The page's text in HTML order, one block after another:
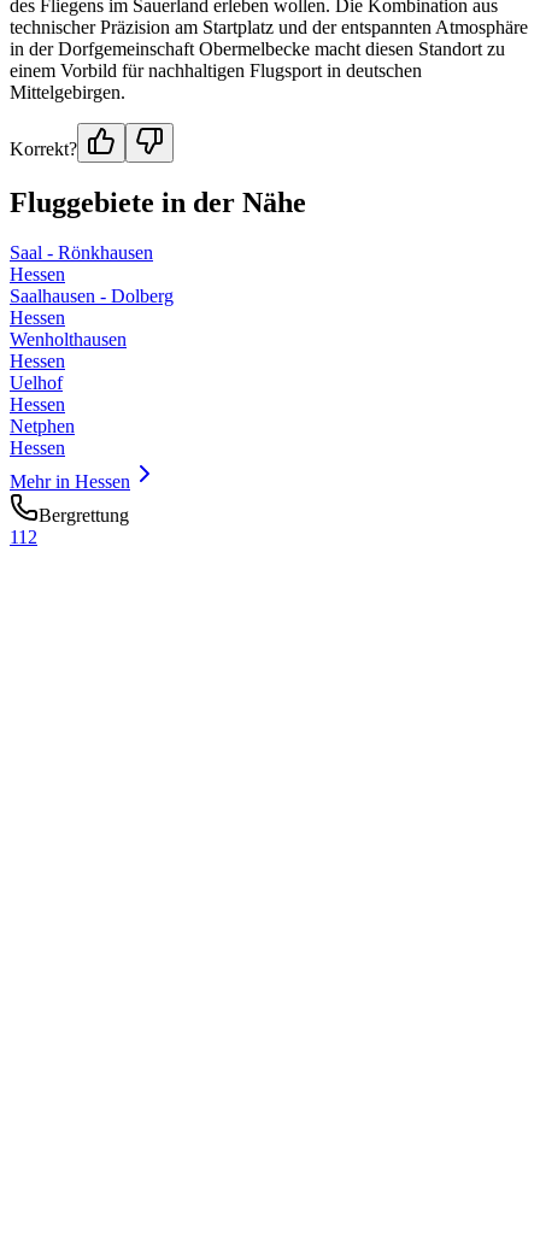
des Fliegens im Sauerland erleben wollen. Die Kombination aus
technischer Präzision am Startplatz und der entspannten Atmosphäre
in der Dorfgemeinschaft Obermelbecke macht diesen Standort zu
einem Vorbild für nachhaltigen Flugsport in deutschen
Mittelgebirgen.
Korrekt?
Fluggebiete in der Nähe
Saal - Rönkhausen
Hessen
Saalhausen - Dolberg
Hessen
Wenholthausen
Hessen
Uelhof
Hessen
Netphen
Hessen
Mehr in Hessen
Bergrettung
112